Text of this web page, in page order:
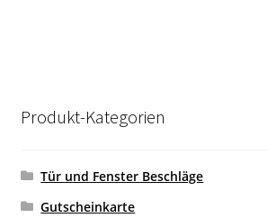
Produkt-Kategorien
Tür und Fenster Beschläge
Gutscheinkarte